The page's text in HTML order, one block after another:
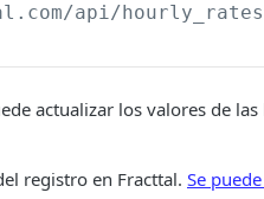
api/hourly_rates
actualizar los valores de
registro en Fracttal. Se